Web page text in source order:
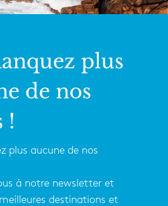
plus
de nos
!
plus aucune de nos
à notre newsletter et
destinations et